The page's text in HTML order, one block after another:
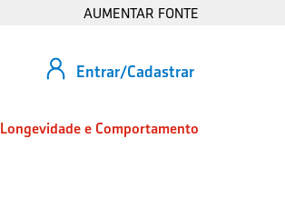
AUMENTAR FONTE
Entrar/Cadastrar
Longevidade e Comportamento